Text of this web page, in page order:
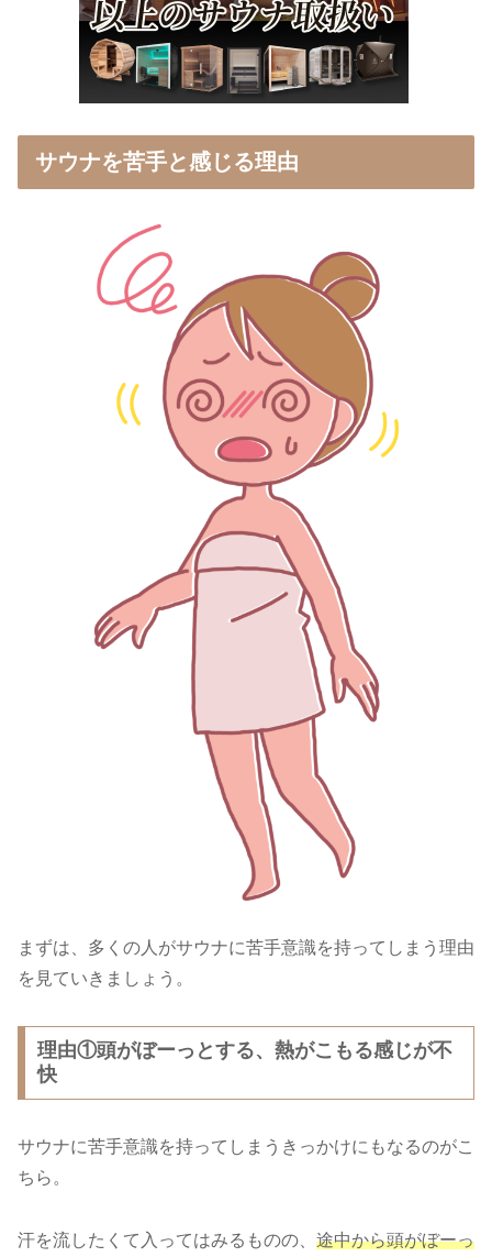
サウナを苦手と感じる理由
まずは、多くの人がサウナに苦手意識を持ってしまう理由
を見ていきましょう。
理由①頭がぼーっとする、熱がこもる感じが不
快
サウナに苦手意識を持ってしまうきっかけにもなるのがこ
ちら。
汗を流したくて入ってはみるものの、 途中から頭がぼーっ